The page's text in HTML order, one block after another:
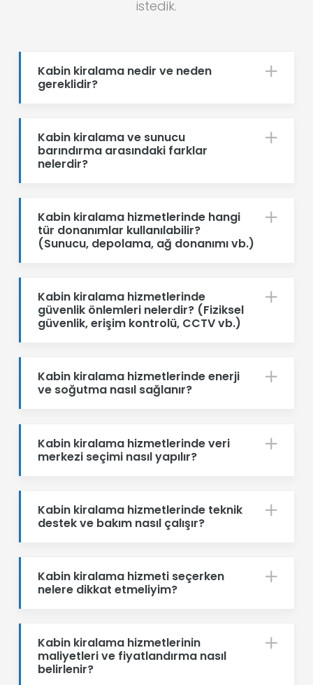
istedik.
Kabin kiralama nedir ve neden
gereklidir?
Kabin kiralama ve sunucu
barındırma arasındaki farklar
nelerdir?
Kabin kiralama hizmetlerinde hangi
tür donanımlar kullanılabilir?
(Sunucu, depolama, ağ donanımı vb.)
Kabin kiralama hizmetlerinde
güvenlik önlemleri nelerdir? (Fiziksel
güvenlik, erişim kontrolü, CCTV vb.)
Kabin kiralama hizmetlerinde enerji
ve soğutma nasıl sağlanır?
Kabin kiralama hizmetlerinde veri
merkezi seçimi nasıl yapılır?
Kabin kiralama hizmetlerinde teknik
destek ve bakım nasıl çalışır?
Kabin kiralama hizmeti seçerken
nelere dikkat etmeliyim?
Kabin kiralama hizmetlerinin
maliyetleri ve fiyatlandırma nasıl
belirlenir?